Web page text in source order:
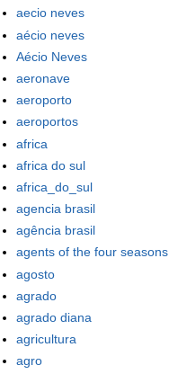
aecio neves
aécio neves
Aécio Neves
aeronave
aeroporto
aeroportos
africa
africa do sul
africa_do_sul
agencia brasil
agência brasil
agents of the four seasons
agosto
agrado
agrado diana
agricultura
agro